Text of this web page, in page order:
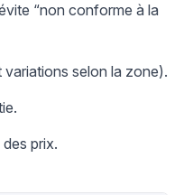
“non conforme à la
variations selon la zone).
prix.